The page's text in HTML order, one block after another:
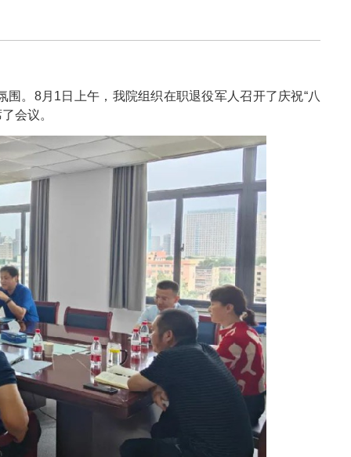
8月1日上午，我院组织在职退役军人召开了庆祝“八
会议。